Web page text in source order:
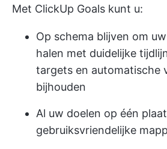
Met ClickUp Goals kunt u:
Op schema blijven om
halen met duidelijke
targets en automatische
bijhouden
Al uw doelen op één
gebruiksvriendelijke